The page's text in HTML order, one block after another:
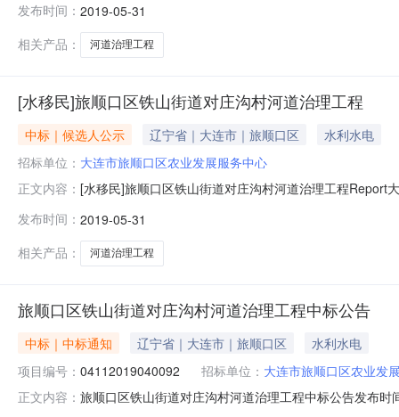
(包)名称：旅顺口区铁山街道对庄沟村河道治理工程招标
人为:
发布时间： 2019-05-31
相关产品：
河道治理工程
[水移民]旅顺口区铁山街道对庄沟村河道治理工程
中标｜候选人公示 辽宁省｜大连市｜旅顺口区
水利水电
招标单位： 大连市旅顺口区农业发展服务中心
正文内容： [水移民]旅顺口区铁山街道对庄沟村河道治理工程Report
SYM2019100DL1004001001标段(包)名称：旅顺口区铁
经评标委员会评审
发布时间： 2019-05-31
相关产品：
河道治理工程
旅顺口区铁山街道对庄沟村河道治理工程中标公告
中标｜中标通知 辽宁省｜大连市｜旅顺口区
水利水电
项目编号： 04112019040092 招标单位： 大连市旅顺口区农业发
正文内容： 旅顺口区铁山街道对庄沟村河道治理工程中标公告发布